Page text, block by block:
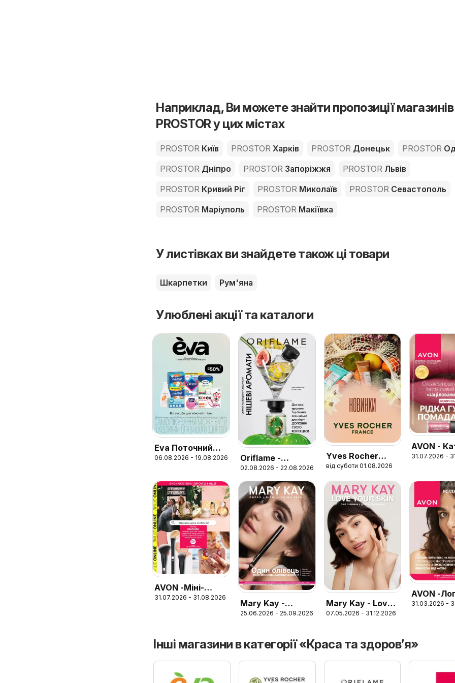
Наприклад, Ви можете знайти пропозиції магазинів
PROSTOR у цих містах
PROSTOR Київ PROSTOR Харків PROSTOR Донецьк PROSTOR
PROSTOR Дніпро PROSTOR Запоріжжя PROSTOR Львів
PROSTOR Кривий Ріг PROSTOR Миколаїв PROSTOR Севастополь
PROSTOR Маріуполь PROSTOR Макіївка
У листівках ви знайдете також ці товари
Шкарпетки Рум'яна
Улюблені акції та каталоги
Eva Поточний
каталог
06.08.2026 - 19.08.2026
Oriflame -
Каталог 11
02.08.2026 - 22.08.2026
Yves Rocher
Поточний
каталог
від суботи 01.08.2026
AVON -
СЕРПЕНЬ
31.07.2026 -
AVON -Міні-
каталог Серпень
31.07.2026 - 31.08.2026
Mary Kay -
Брошура Образ
25.06.2026 - 25.09.2026
Mary Kay - Love
your skin. Твій
догляді за
шкірою
07.05.2026 - 31.12.2026
AVON -
флаер
31.03.2026 -
Інші магазини в категорії «Краса та здоров’я»